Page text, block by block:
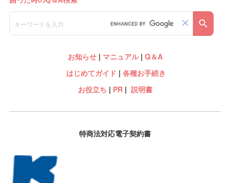
お知らせ| マニュアル| Q＆A
はじめてガイド | 各種お手続き
お役立ち | PR| 説明書
特商法対応電子契約書